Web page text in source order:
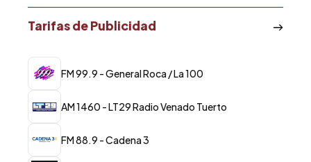
Tarifas de Publicidad
FM 99.9 - General Roca / La 100
AM 1460 - LT29 Radio Venado Tuerto
FM 88.9 - Cadena 3